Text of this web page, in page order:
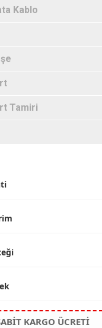
Kablo
Tamiri
KARGO ÜCRETİ